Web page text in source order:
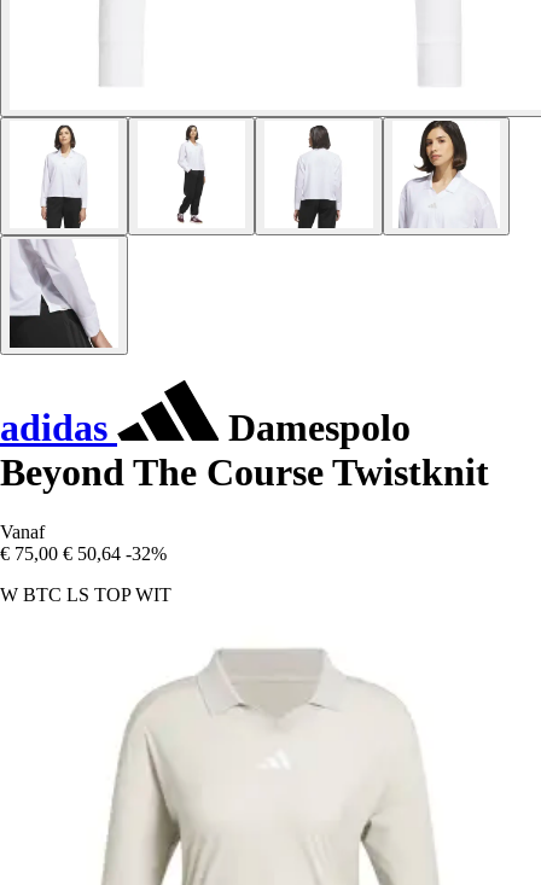
adidas
Damespolo
Beyond The Course Twistknit
Vanaf
€ 75,00 € 50,64 -32%
W BTC LS TOP WIT